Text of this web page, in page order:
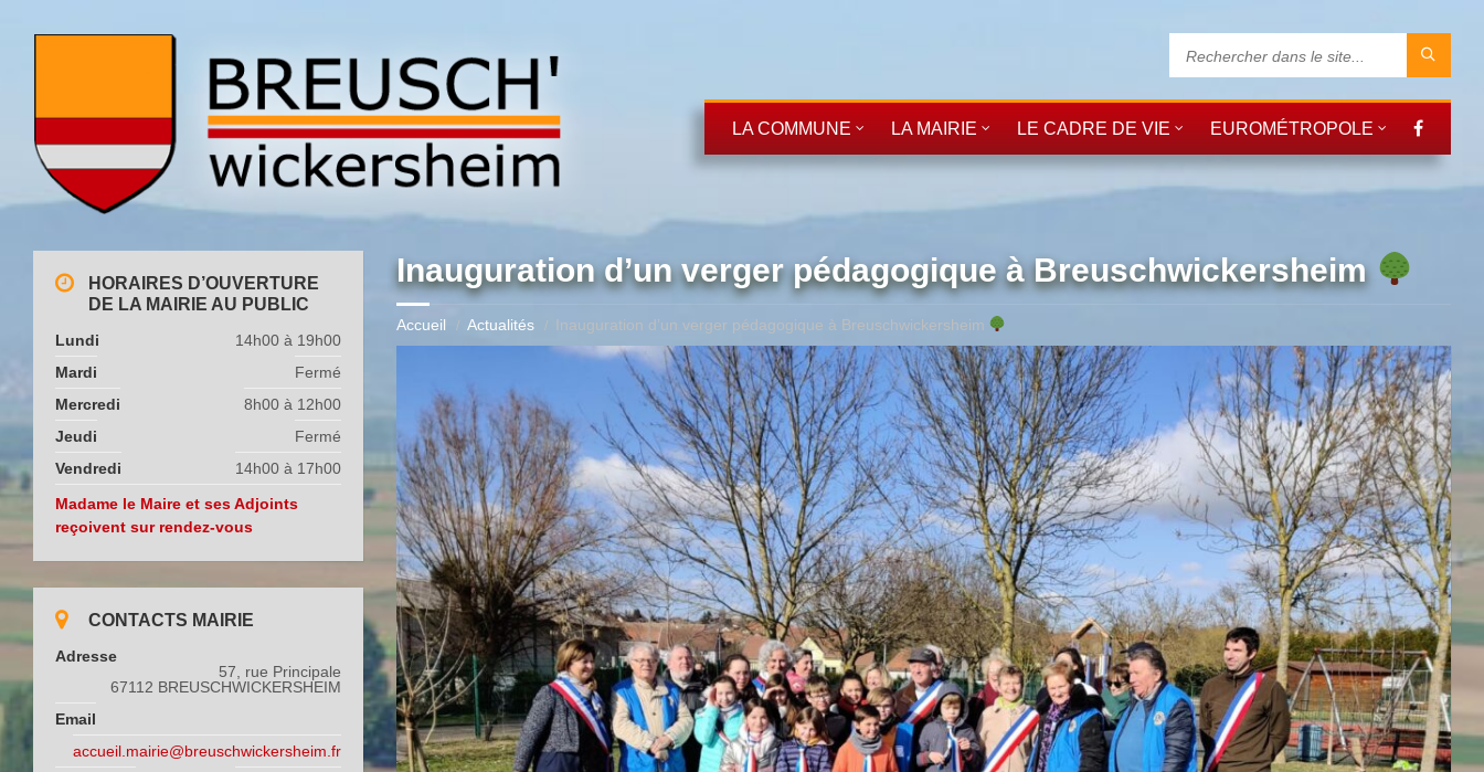
LA COMMUNE LA MAIRIE LE CADRE DE VIE EUROMÉTROPOLE
Inauguration d’un verger pédagogique à Breuschwickersheim
Accueil Actualités Inauguration d’un verger pédagogique à Breuschwickersheim
HORAIRES D’OUVERTURE
DE LA MAIRIE AU PUBLIC
Lundi
14h00 à 19h00
Mardi
Fermé
Mercredi
8h00 à 12h00
Jeudi
Fermé
Vendredi
14h00 à 17h00
Madame le Maire et ses Adjoints
reçoivent sur rendez-vous
CONTACTS MAIRIE
Adresse
57, rue Principale
67112 BREUSCHWICKERSHEIM
Email
accueil.mairie@breuschwickersheim.fr